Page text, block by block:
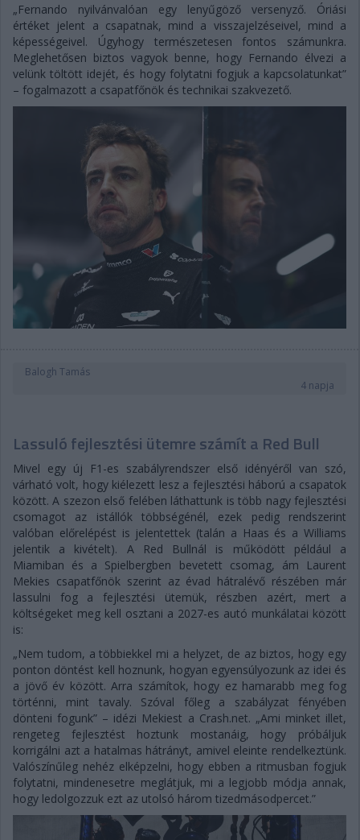
„Fernando nyilvánvalóan egy lenyűgöző versenyző. Óriási
értéket jelent a csapatnak, mind a visszajelzéseivel, mind a
képességeivel. Úgyhogy természetesen fontos számunkra.
Meglehetősen biztos vagyok benne, hogy Fernando élvezi a
velünk töltött idejét, és hogy folytatni fogjuk a kapcsolatunkat”
– fogalmazott a csapatfőnök és technikai szakvezető.
Balogh Tamás
4 napja
Lassuló fejlesztési ütemre számít a Red Bull
Mivel egy új F1-es szabályrendszer első idényéről van szó,
várható volt, hogy kiélezett lesz a fejlesztési háború a csapatok
között. A szezon első felében láthattunk is több nagy fejlesztési
csomagot az istállók többségénél, ezek pedig rendszerint
valóban előrelépést is jelentettek (talán a Haas és a Williams
jelentik a kivételt). A Red Bullnál is működött például a
Miamiban és a Spielbergben bevetett csomag, ám Laurent
Mekies csapatfőnök szerint az évad hátralévő részében már
lassulni fog a fejlesztési ütemük, részben azért, mert a
költségeket meg kell osztani a 2027-es autó munkálatai között
is:
„Nem tudom, a többiekkel mi a helyzet, de az biztos, hogy egy
ponton döntést kell hoznunk, hogyan egyensúlyozunk az idei és
a jövő év között. Arra számítok, hogy ez hamarabb meg fog
történni, mint tavaly. Szóval főleg a szabályzat fényében
dönteni fogunk” – idézi Mekiest a Crash.net. „Ami minket illet,
rengeteg fejlesztést hoztunk mostanáig, hogy próbáljuk
korrigálni azt a hatalmas hátrányt, amivel eleinte rendelkeztünk.
Valószínűleg nehéz elképzelni, hogy ebben a ritmusban fogjuk
folytatni, mindenesetre meglátjuk, mi a legjobb módja annak,
hogy ledolgozzuk ezt az utolsó három tizedmásodpercet.”